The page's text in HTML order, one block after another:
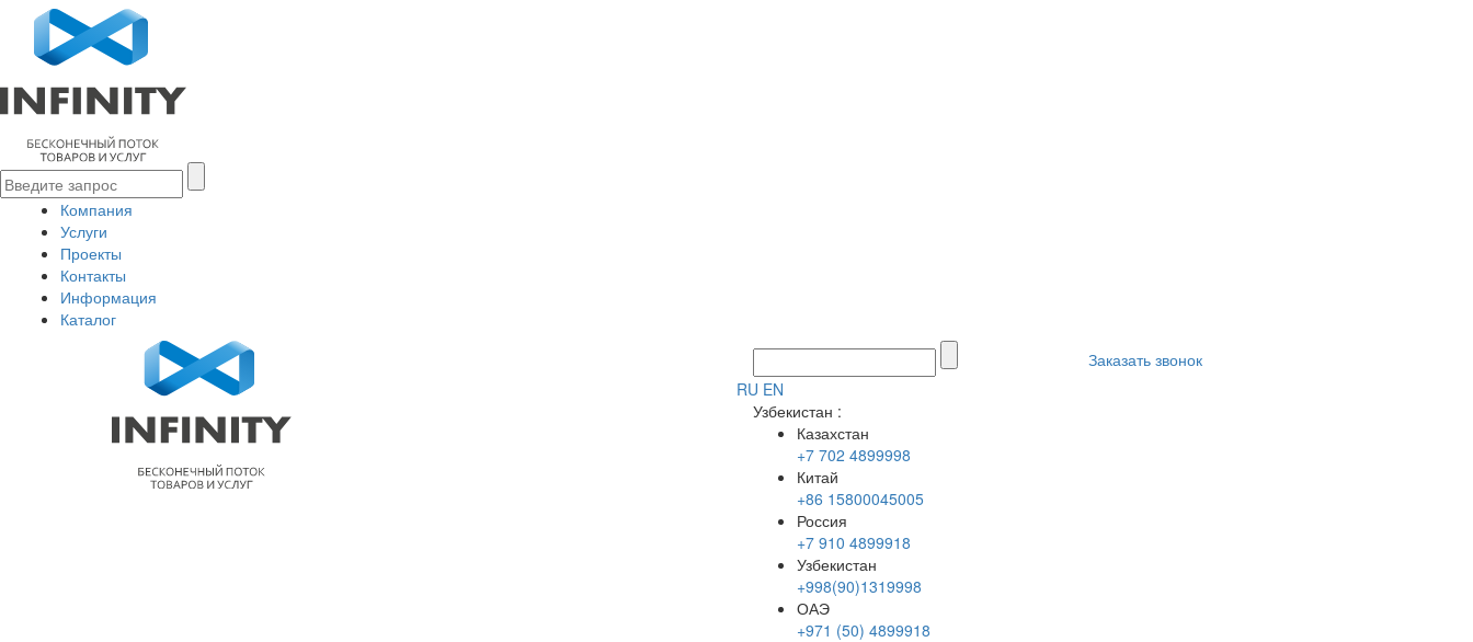
Компания
Услуги
Проекты
Контакты
Информация
Каталог
Заказать звонок
RU EN
Узбекистан :
Казахстан
+7 702 4899998
Китай
+86 15800045005
Россия
+7 910 4899918
Узбекистан
+998(90)1319998
ОАЭ
+971 (50) 4899918